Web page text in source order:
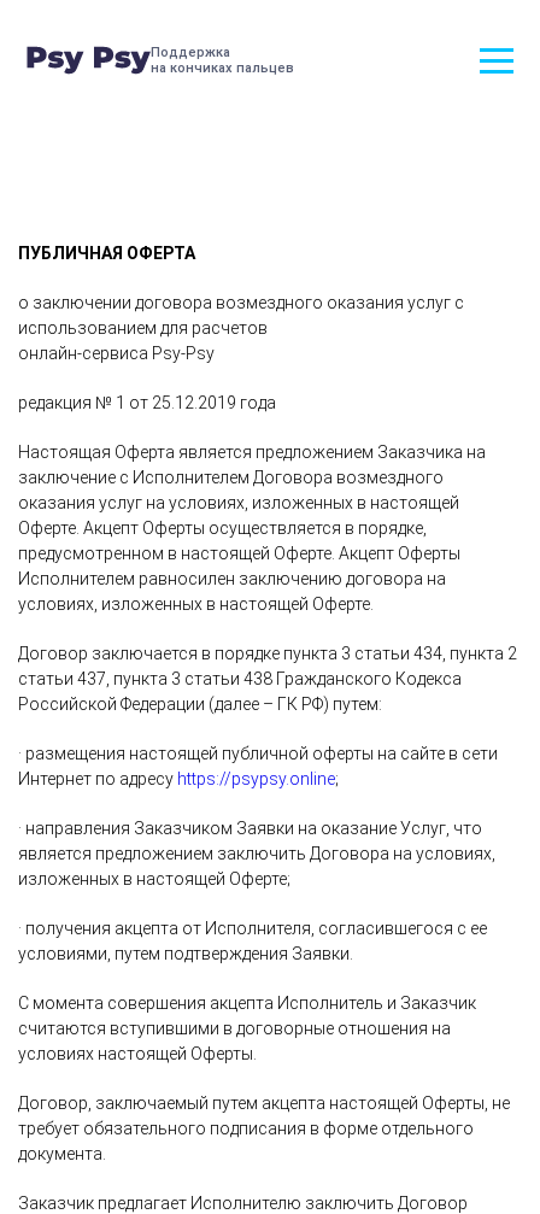
Поддержка
на кончиках пальцев
ПУБЛИЧНАЯ ОФЕРТА
о заключении договора возмездного оказания услуг c
использованием для расчетов
онлайн-сервиса Psy-Psy
редакция № 1 от 25.12.2019 года
Настоящая Оферта является предложением Заказчика на
заключение с Исполнителем Договора возмездного
оказания услуг на условиях, изложенных в настоящей
Оферте. Акцепт Оферты осуществляется в порядке,
предусмотренном в настоящей Оферте. Акцепт Оферты
Исполнителем равносилен заключению договора на
условиях, изложенных в настоящей Оферте.
Договор заключается в порядке пункта 3 статьи 434, пункта 2
статьи 437, пункта 3 статьи 438 Гражданского Кодекса
Российской Федерации (далее – ГК РФ) путем:
· размещения настоящей публичной оферты на сайте в сети
Интернет по адресу https://psypsy.online;
· направления Заказчиком Заявки на оказание Услуг, что
является предложением заключить Договора на условиях,
изложенных в настоящей Оферте;
· получения акцепта от Исполнителя, согласившегося с ее
условиями, путем подтверждения Заявки.
С момента совершения акцепта Исполнитель и Заказчик
считаются вступившими в договорные отношения на
условиях настоящей Оферты.
Договор, заключаемый путем акцепта настоящей Оферты, не
требует обязательного подписания в форме отдельного
документа.
Заказчик предлагает Исполнителю заключить Договор